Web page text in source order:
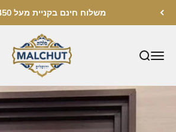
משלוח חינם בקניית מעל 450 ש"ח
מלכות ירושלים